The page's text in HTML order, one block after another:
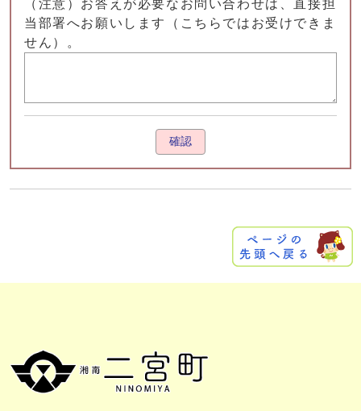
（注意）お答えが必要なお問い合わせは、直接担
当部署へお願いします（こちらではお受けできま
せん）。
確認